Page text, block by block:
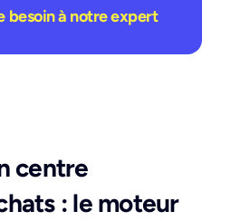
à notre expert
centre
: le moteur